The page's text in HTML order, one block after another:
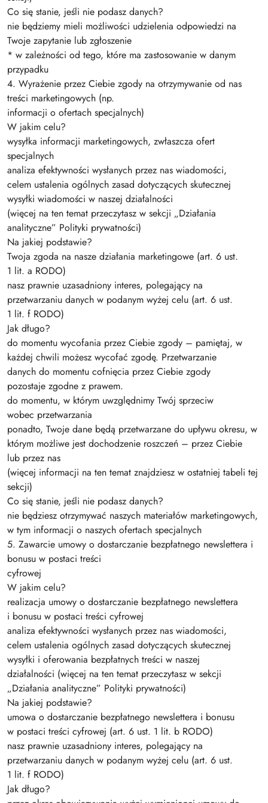
Co się stanie, jeśli nie podasz danych?
nie będziemy mieli możliwości udzielenia odpowiedzi na
Twoje zapytanie lub zgłoszenie
* w zależności od tego, które ma zastosowanie w danym
przypadku
4. Wyrażenie przez Ciebie zgody na otrzymywanie od nas
treści marketingowych (np.
informacji o ofertach specjalnych)
W jakim celu?
wysyłka informacji marketingowych, zwłaszcza ofert
specjalnych
analiza efektywności wysłanych przez nas wiadomości,
celem ustalenia ogólnych zasad dotyczących skutecznej
wysyłki wiadomości w naszej działalności
(więcej na ten temat przeczytasz w sekcji „Działania
analityczne” Polityki prywatności)
Na jakiej podstawie?
Twoja zgoda na nasze działania marketingowe (art. 6 ust.
1 lit. a RODO)
nasz prawnie uzasadniony interes, polegający na
przetwarzaniu danych w podanym wyżej celu (art. 6 ust.
1 lit. f RODO)
Jak długo?
do momentu wycofania przez Ciebie zgody – pamiętaj, w
każdej chwili możesz wycofać zgodę. Przetwarzanie
danych do momentu cofnięcia przez Ciebie zgody
pozostaje zgodne z prawem.
do momentu, w którym uwzględnimy Twój sprzeciw
wobec przetwarzania
ponadto, Twoje dane będą przetwarzane do upływu okresu, w
którym możliwe jest dochodzenie roszczeń – przez Ciebie
lub przez nas
(więcej informacji na ten temat znajdziesz w ostatniej tabeli tej
sekcji)
Co się stanie, jeśli nie podasz danych?
nie będziesz otrzymywać naszych materiałów marketingowych,
w tym informacji o naszych ofertach specjalnych
5. Zawarcie umowy o dostarczanie bezpłatnego newslettera i
bonusu w postaci treści
cyfrowej
W jakim celu?
realizacja umowy o dostarczanie bezpłatnego newslettera
i bonusu w postaci treści cyfrowej
analiza efektywności wysłanych przez nas wiadomości,
celem ustalenia ogólnych zasad dotyczących skutecznej
wysyłki i oferowania bezpłatnych treści w naszej
działalności (więcej na ten temat przeczytasz w sekcji
„Działania analityczne” Polityki prywatności)
Na jakiej podstawie?
umowa o dostarczanie bezpłatnego newslettera i bonusu
w postaci treści cyfrowej (art. 6 ust. 1 lit. b RODO)
nasz prawnie uzasadniony interes, polegający na
przetwarzaniu danych w podanym wyżej celu (art. 6 ust.
1 lit. f RODO)
Jak długo?